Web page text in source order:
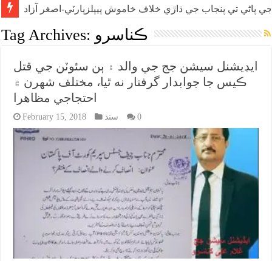
پاڻي تي پنجاب جي ڌاڙي خلاف خاموش پيپلزپارٽي-اصغر آزاد
Tag Archives: ڪناسرو
ايڊيشنل سيشن جج جي والد ۽ ٻن سئوٽن جي قتل
ڪيس جا جوابدار گرفتار نه ٿيا، مختلف شهرن ۾
احتجاجي مظاهرا
February 15, 2018 سنڌ 0